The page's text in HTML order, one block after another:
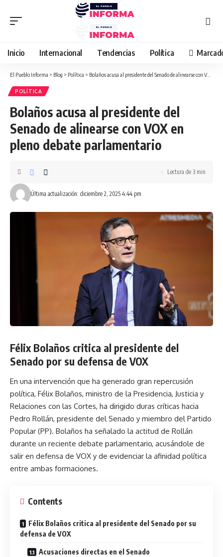
Inicio Internacional Tendencias Política
El Pueblo Informa > Blog > Política > Bolaños acusa al presidente del Senado de alinearse con VOX en pleno debate parlamentario
POLÍTICA
Bolaños acusa al presidente del
Senado de alinearse con VOX en
pleno debate parlamentario
Última actualización: diciembre 2, 2025 4:44 pm
Lectura de 3 min
Félix Bolaños critica al presidente del
Senado por su defensa de VOX
En una intervención que ha generado gran repercusión
política, Félix Bolaños, ministro de la Presidencia, Justicia y
Relaciones con las Cortes, ha dirigido duras críticas hacia
Pedro Rollán, presidente del Senado y miembro del Partido
Popular (PP). Bolaños ha señalado la actitud de Rollán
durante un reciente debate parlamentario, acusándole de
salir en defensa de VOX y de evidenciar la afinidad política
entre ambas formaciones.
Contents
Félix Bolaños critica al presidente del Senado por su
defensa de VOX
Acusaciones directas en el Senado